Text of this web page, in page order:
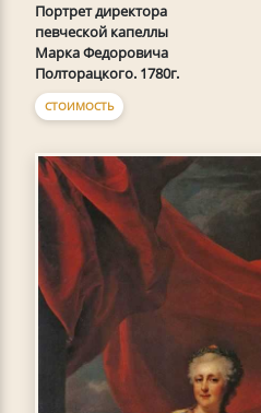
Портрет директора
певческой капеллы
Марка Федоровича
Полторацкого. 1780г.
СТОИМОСТЬ